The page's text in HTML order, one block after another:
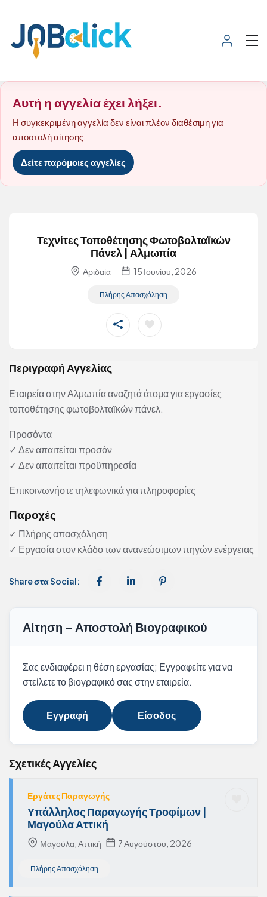
Αυτή η αγγελία έχει λήξει.
Η συγκεκριμένη αγγελία δεν είναι πλέον διαθέσιμη για
αποστολή αίτησης.
Δείτε παρόμοιες αγγελίες
Τεχνίτες Τοποθέτησης Φωτοβολταϊκών
Πάνελ | Αλμωπία
Αριδαία 15 Ιουνίου, 2026
Πλήρης Απασχόληση
Περιγραφή Αγγελίας
Εταιρεία στην Αλμωπία αναζητά άτομα για εργασίες
τοποθέτησης φωτοβολταϊκών πάνελ.
Προσόντα
✓ Δεν απαιτείται προσόν
✓ Δεν απαιτείται προϋπηρεσία
Επικοινωνήστε τηλεφωνικά για πληροφορίες
Παροχές
✓ Πλήρης απασχόληση
✓ Εργασία στον κλάδο των ανανεώσιμων πηγών ενέργειας
Share στα Social:
Αίτηση - Αποστολή Βιογραφικού
Σας ενδιαφέρει η θέση εργασίας; Εγγραφείτε για να
στείλετε το βιογραφικό σας στην εταιρεία.
Εγγραφή Είσοδος
Σχετικές Αγγελίες
Εργάτες Παραγωγής
Υπάλληλος Παραγωγής Τροφίμων |
Μαγούλα Αττική
Μαγούλα, Αττική 7 Αυγούστου, 2026
Πλήρης Απασχόληση